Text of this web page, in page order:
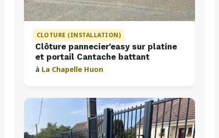
CLOTURE (INSTALLATION)
Clôture pannecier'easy sur platine
et portail Cantache battant
à La Chapelle Huon